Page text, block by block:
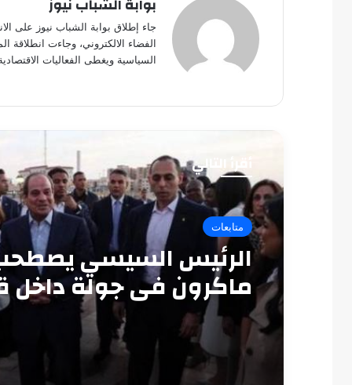
جاء إطلاق بوابة الشباب نيوز على
الفضاء الالكتروني، وجاءت
السياسية ويغطى الفعاليات
أقرأ التالي
متابعات
الرئيس السيسي
ماكرون في جولة داخل
قايتباي بالإسكندرية